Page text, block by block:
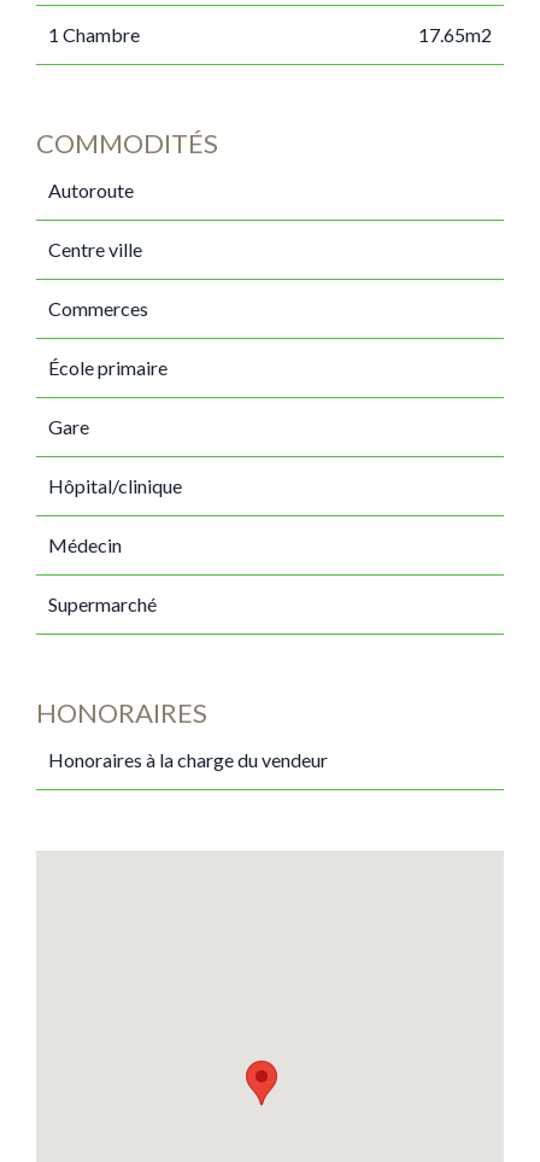
1 Chambre 17.65m2
COMMODITÉS
Autoroute
Centre ville
Commerces
École primaire
Gare
Hôpital/clinique
Médecin
Supermarché
HONORAIRES
Honoraires à la charge du vendeur